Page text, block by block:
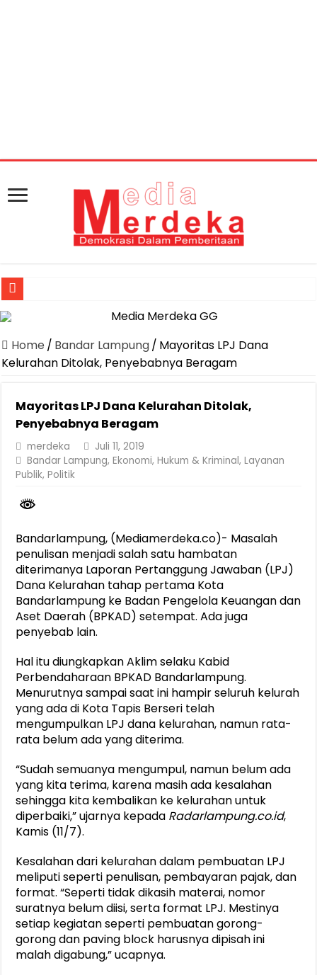
Jasa Raharja Serahkan Santunan kepada Ahli Waris Korban
Canangkan Desa TAPIS dan Luncurkan Sekolah Lansia di
Pemprov Lampung Berhasil Kendalikan Inflasi, Jadi Provinsi
Dirut Jasa Raharja Dampingi Wamenhub Tinjau Penanganan
Pastikan Pelayanan Maksimal, Direksi Jasa Raharja Tinjau Korban
Dirut Jasa Raharja Dampingi Wamenhub Tinjau Penanganan
Jasa Raharja Jamin Seluruh Korban Kebakaran KM Mutiara
Gubernur Mirza Ajak IAI Darul Fattah Cetak SDM Adaptif
Home / Bandar Lampung/ Mayoritas LPJ Dana
Kelurahan Ditolak, Penyebabnya Beragam
Mayoritas LPJ Dana Kelurahan Ditolak,
Penyebabnya Beragam
merdeka
Juli 11, 2019
Bandar Lampung,Ekonomi,Hukum & Kriminal,Layanan
Publik,Politik
Bandarlampung, (Mediamerdeka.co)- Masalah
penulisan menjadi salah satu hambatan
diterimanya Laporan Pertanggung Jawaban (LPJ)
Dana Kelurahan tahap pertama Kota
Bandarlampung ke Badan Pengelola Keuangan dan
Aset Daerah (BPKAD) setempat. Ada juga
penyebab lain.
Hal itu diungkapkan Aklim selaku Kabid
Perbendaharaan BPKAD Bandarlampung.
Menurutnya sampai saat ini hampir seluruh kelurah
yang ada di Kota Tapis Berseri telah
mengumpulkan LPJ dana kelurahan, namun rata-
rata belum ada yang diterima.
“Sudah semuanya mengumpul, namun belum ada
yang kita terima, karena masih ada kesalahan
sehingga kita kembalikan ke kelurahan untuk
diperbaiki,” ujarnya kepada Radarlampung.co.id,
Kamis (11/7).
Kesalahan dari kelurahan dalam pembuatan LPJ
meliputi seperti penulisan, pembayaran pajak, dan
format. “Seperti tidak dikasih materai, nomor
suratnya belum diisi, serta format LPJ. Mestinya
setiap kegiatan seperti pembuatan gorong-
gorong dan paving block harusnya dipisah ini
malah digabung,” ucapnya.